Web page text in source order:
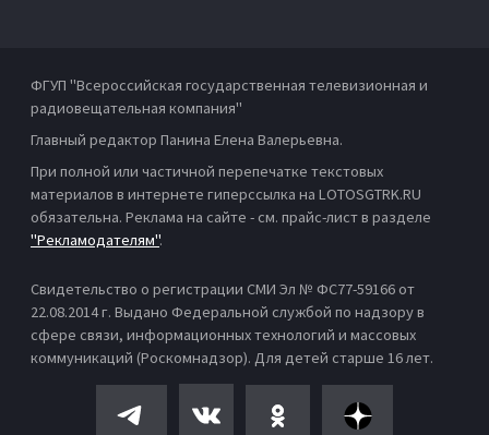
ФГУП "Всероссийская государственная телевизионная и
радиовещательная компания"
Главный редактор Панина Елена Валерьевна.
При полной или частичной перепечатке текстовых
материалов в интернете гиперссылка на LOTOSGTRK.RU
обязательна. Реклама на сайте - см. прайс-лист в разделе
"Рекламодателям".
Свидетельство о регистрации СМИ Эл № ФС77-59166 от
22.08.2014 г. Выдано Федеральной службой по надзору в
сфере связи, информационных технологий и массовых
коммуникаций (Роскомнадзор). Для детей старше 16 лет.